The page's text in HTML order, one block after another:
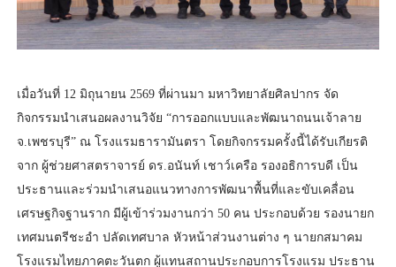
เมื่อวันที่ 12 มิถุนายน 2569 ที่ผ่านมา มหาวิทยาลัยศิลปากร จัด
กิจกรรมนำเสนอผลงานวิจัย “การออกแบบและพัฒนาถนนเจ้าลาย
จ.เพชรบุรี” ณ โรงแรมธารามันตรา โดยกิจกรรมครั้งนี้ได้รับเกียรติ
จาก ผู้ช่วยศาสตราจารย์ ดร.อนันท์ เชาว์เครือ รองอธิการบดี เป็น
ประธานและร่วมนำเสนอแนวทางการพัฒนาพื้นที่และขับเคลื่อน
เศรษฐกิจฐานราก มีผู้เข้าร่วมงานกว่า 50 คน ประกอบด้วย รองนายก
เทศมนตรีชะอำ ปลัดเทศบาล หัวหน้าส่วนงานต่าง ๆ นายกสมาคม
โรงแรมไทยภาคตะวันตก ผู้แทนสถานประกอบการโรงแรม ประธาน